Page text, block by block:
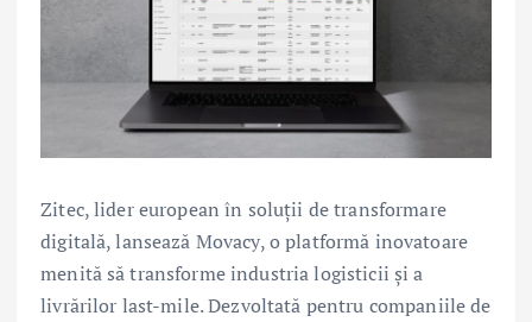
Zitec, lider european în soluții de transformare
digitală, lansează Movacy, o platformă inovatoare
menită să transforme industria logisticii și a
livrărilor last-mile. Dezvoltată pentru companiile de